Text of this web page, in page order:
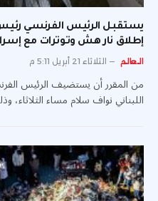
يستقبل الرئيس الفرنسي
إطلاق نار هش وتوترات مع
العالم الثلاثاء 21 أبريل 5:11 م
من المقرر أن يستضيف الرئيس
اللبناني نواف سلام مساء